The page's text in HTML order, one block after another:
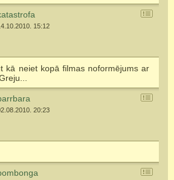
15:12
kā neiet kopā filmas noformējums ar
20:23